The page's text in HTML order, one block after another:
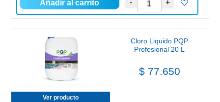
Ver producto
Cloro Liquido PQP
Profesional 20 L
$ 77.650